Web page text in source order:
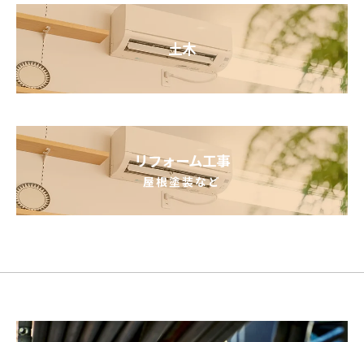
土木
リフォーム工事
屋根塗装など